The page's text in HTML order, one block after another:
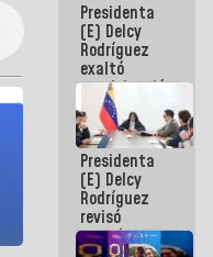
Presidenta
(E) Delcy
Rodríguez
exaltó
participación
de
Venezuela
en Juegos
Centroamericanos
y del Caribe
2026
Presidenta
(E) Delcy
Rodríguez
revisó
agenda